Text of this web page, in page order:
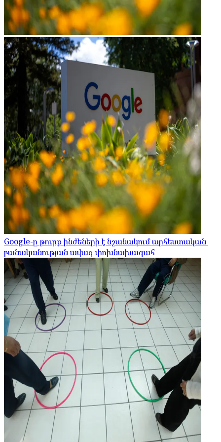
Google-ը թուրք ինժեների է նշանակում արհեստական ​​
բանականության ավագ փոխնախագահ